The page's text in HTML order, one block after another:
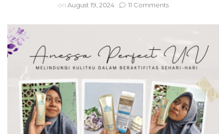
on August 19, 2024 11 Commentson
Anessa
Yang
Melindungi
Dalam
Beraktifitas
Sehari-
Hari